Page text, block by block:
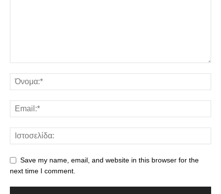
Save my name, email, and website in this browser for the
next time I comment.